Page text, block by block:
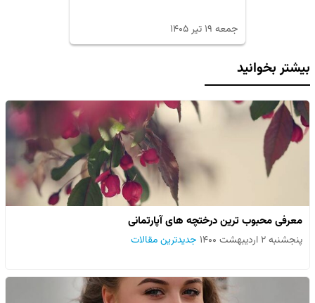
جمعه ۱۹ تیر ۱۴۰۵
بیشتر بخوانید
معرفی محبوب ترین درختچه های آپارتمانی
پنجشنبه ۲ اردیبهشت ۱۴۰۰ جدیدترین مقالات